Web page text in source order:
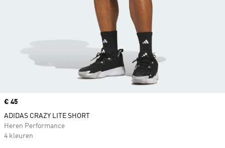
Price
€ 45
ADIDAS CRAZY LITE SHORT
Heren Performance
4 kleuren